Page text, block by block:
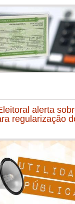
alerta
regularização